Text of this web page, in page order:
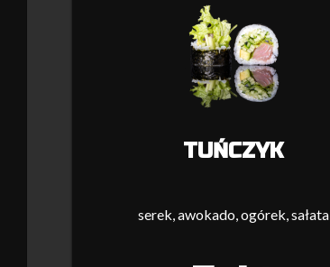
TUŃCZYK
serek, awokado, ogórek, sałata